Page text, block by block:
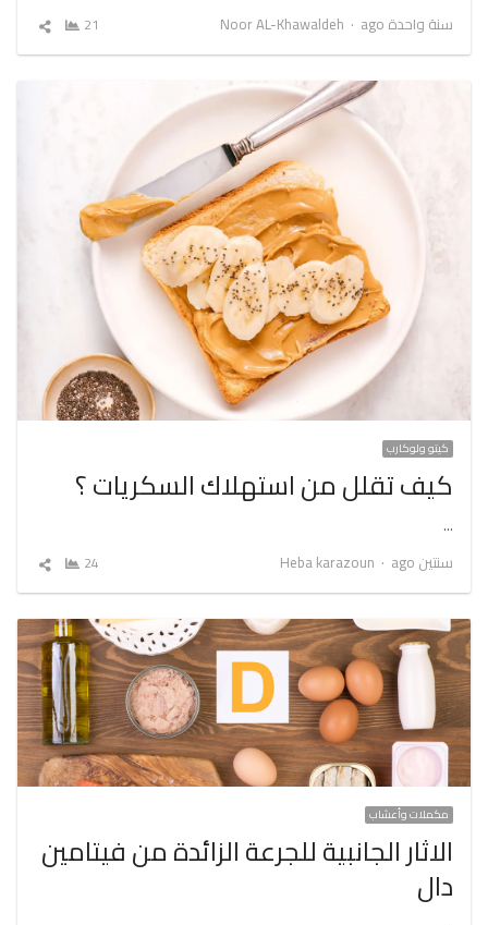
سنة واحدة ago
Author
Noor AL-Khawaldeh
21
شارك
كيتو ولوكارب
كيف تقلل من استهلاك السكريات ؟
…
سنتين ago
Author
Heba karazoun
24
شارك
مكملات وأعشاب
الاثار الجانبية للجرعة الزائدة من فيتامين
دال